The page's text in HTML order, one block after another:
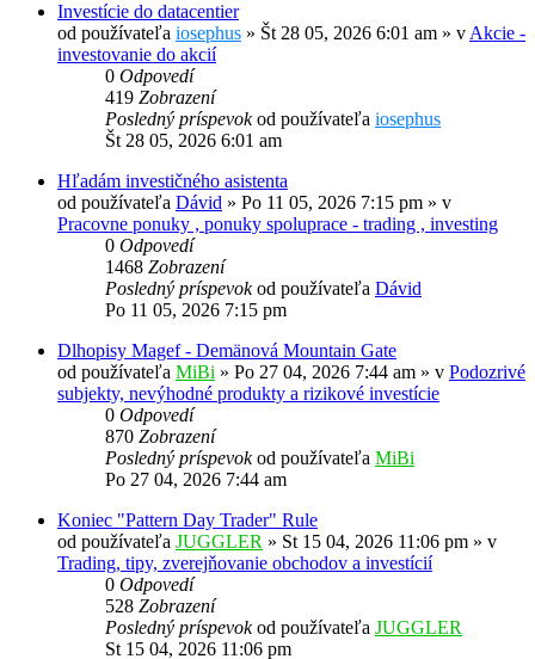
Investície do datacentier
od používateľa iosephus » Št 28 05, 2026 6:01 am » vAkcie -
investovanie do akcií
0 Odpovedí
419 Zobrazení
Posledný príspevokod používateľa iosephus
Št 28 05, 2026 6:01 am
Hľadám investičného asistenta
od používateľa Dávid » Po 11 05, 2026 7:15 pm » v
Pracovne ponuky , ponuky spoluprace - trading , investing
0 Odpovedí
1468 Zobrazení
Posledný príspevokod používateľa Dávid
Po 11 05, 2026 7:15 pm
Dlhopisy Magef - Demänová Mountain Gate
od používateľa MiBi » Po 27 04, 2026 7:44 am » v Podozrivé
subjekty, nevýhodné produkty a rizikové investície
0 Odpovedí
870 Zobrazení
Posledný príspevokod používateľa MiBi
Po 27 04, 2026 7:44 am
Koniec "Pattern Day Trader" Rule
od používateľa JUGGLER » St 15 04, 2026 11:06 pm » v
Trading, tipy, zverejňovanie obchodov a investícií
0 Odpovedí
528 Zobrazení
Posledný príspevokod používateľa JUGGLER
St 15 04, 2026 11:06 pm